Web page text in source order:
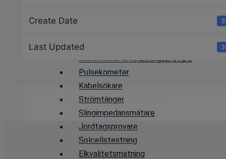
Lågspänningsapplikationer
Isolationsprovare
Multimetrar & Spänningsprovare
Pulsekometer
Kabelsökare
Strömtänger
Slingimpedansmätare
Jordtagsprovare
Solcellstestning
Elkvalitetsmätning
Create Date
Last Updated